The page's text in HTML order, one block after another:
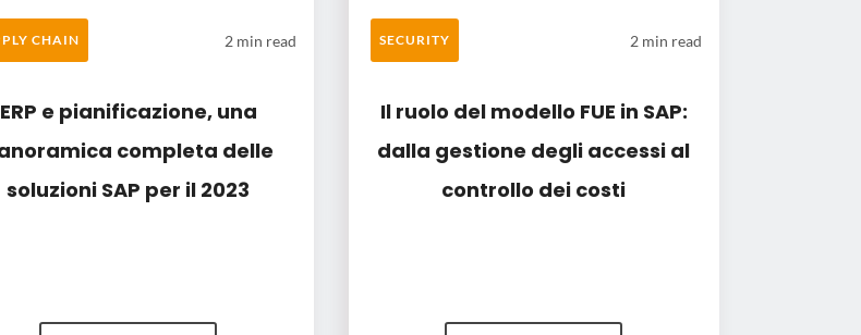
CHAIN 2 min read
ERP e pianificazione, una
completa delle
soluzioni SAP per il 2023
SECURITY 2 min read
Il ruolo del modello FUE in SAP:
dalla gestione degli accessi al
controllo dei costi